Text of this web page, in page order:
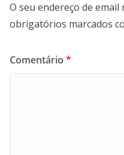
O seu endereço de email
obrigatórios marcados
Comentário *